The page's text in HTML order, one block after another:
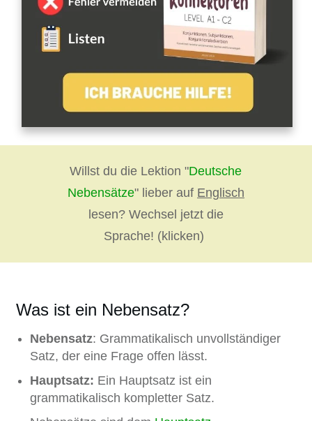
Willst du die Lektion "Deutsche
Nebensätze" lieber auf Englisch
lesen? Wechsel jetzt die
Sprache! (klicken)
Was ist ein Nebensatz?
Nebensatz: Grammatikalisch unvollständiger
Satz, der eine Frage offen lässt.
Hauptsatz: Ein Hauptsatz ist ein
grammatikalisch kompletter Satz.